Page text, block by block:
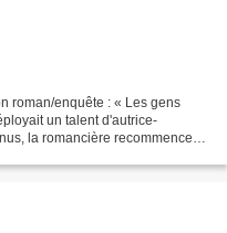
roman/enquête : « Les gens
un talent d'autrice-
la romancière recommence